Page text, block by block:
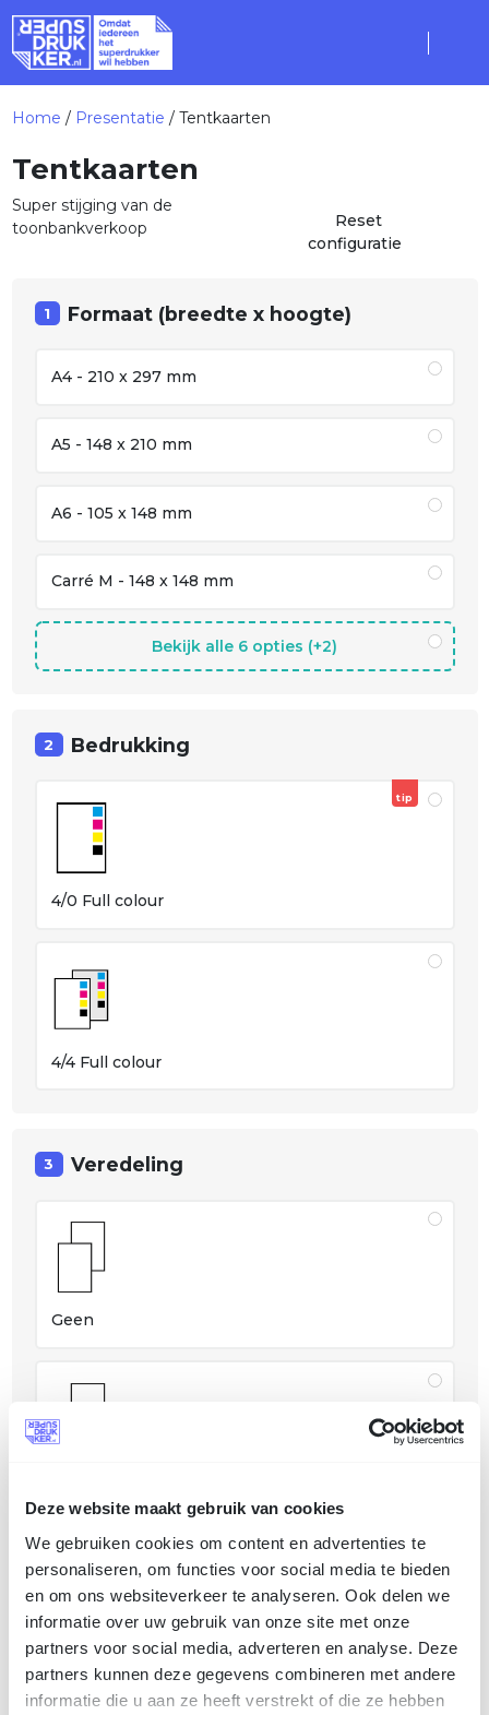
Deze website maakt gebruik van cookies
We gebruiken cookies om content en advertenties te
personaliseren, om functies voor social media te bieden
en om ons websiteverkeer te analyseren. Ook delen we
informatie over uw gebruik van onze site met onze
partners voor social media, adverteren en analyse. Deze
partners kunnen deze gegevens combineren met andere
informatie die u aan ze heeft verstrekt of die ze hebben
Home / Presentatie / Tentkaarten
Tentkaarten
Super stijging van de
toonbankverkoop
Reset
configuratie
1 Formaat (breedte x hoogte)
A4 - 210 x 297 mm
A5 - 148 x 210 mm
A6 - 105 x 148 mm
Carré M - 148 x 148 mm
Bekijk alle 6 opties (+2)
2 Bedrukking
tip
4/0 Full colour
4/4 Full colour
3 Veredeling
Geen
Enkelzijdig matlaminaat